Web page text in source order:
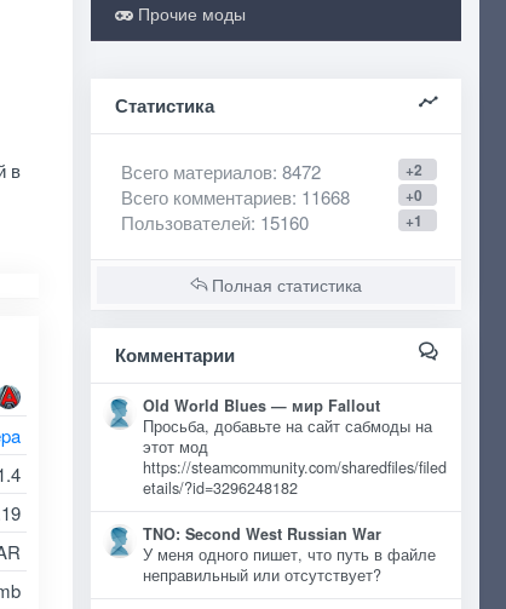
в
Прочие моды
Статистика
+2
Всего материалов: 8472
+0
Всего комментариев: 11668
+1
Пользователей: 15160
Полная статистика
Комментарии
Old World Blues — мир Fallout
Просьба, добавьте на сайт сабмоды на
этот мод
https://steamcommunity.com/sharedfiles/filed
etails/?id=3296248182
TNO: Second West Russian War
У меня одного пишет, что путь в файле
неправильный или отсутствует?